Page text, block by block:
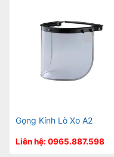
Gọng Kính Lò Xo A2
Liên hệ: 0965.887.598